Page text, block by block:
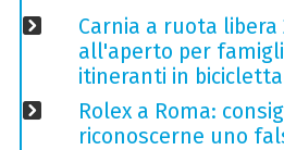
Carnia a ruota libera
all'aperto per
itineranti in bicicletta
Rolex a Roma:
riconoscerne uno